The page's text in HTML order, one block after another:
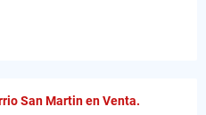
San Martin en Venta.